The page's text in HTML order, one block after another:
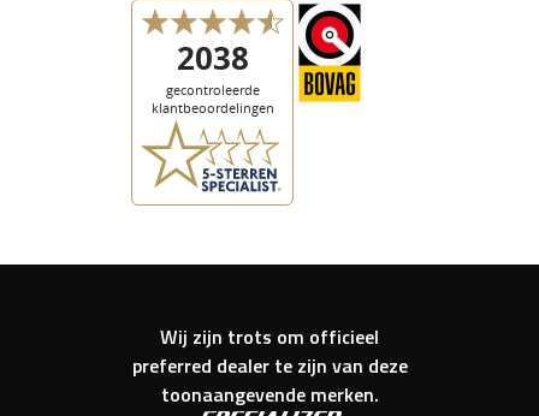
Wij zijn trots om officieel
preferred dealer te zijn van deze
toonaangevende merken.